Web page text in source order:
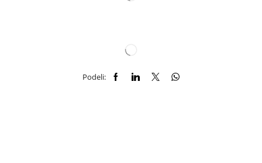
Podeli: